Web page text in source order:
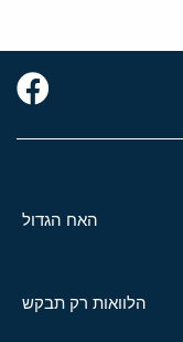
האח הגדול
הלוואות רק תבקש